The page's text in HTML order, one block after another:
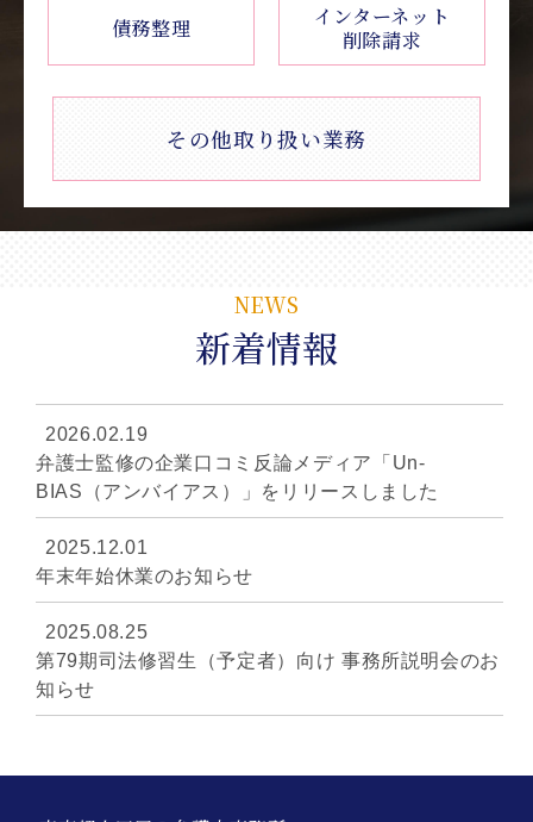
債務整理
インターネット
削除請求
その他取り扱い業務
NEWS
新着情報
2026.02.19
弁護士監修の企業口コミ反論メディア「Un-
BIAS（アンバイアス）」をリリースしました
2025.12.01
年末年始休業のお知らせ
2025.08.25
第79期司法修習生（予定者）向け 事務所説明会のお
知らせ